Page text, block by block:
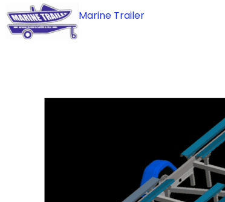
to
content
Marine Trailer